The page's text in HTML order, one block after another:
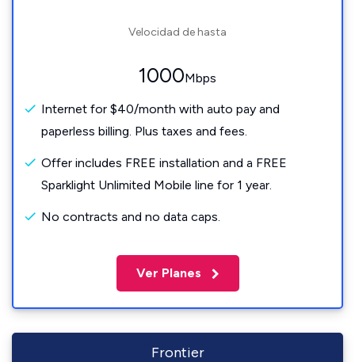
Velocidad de hasta
1000Mbps
Internet for $40/month with auto pay and
paperless billing. Plus taxes and fees.
Offer includes FREE installation and a FREE
Sparklight Unlimited Mobile line for 1 year.
No contracts and no data caps.
Ver Planes
Frontier